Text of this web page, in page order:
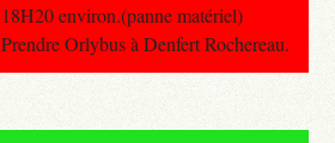
18H20 environ.(panne matériel)
Prendre Orlybus à Denfert Rochereau.